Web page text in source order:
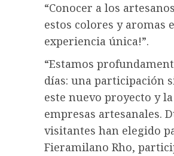
“Conocer a los
estos colores y aromas
experiencia única!”.
“Estamos
días: una participación
este nuevo proyecto y
empresas artesanales.
visitantes han elegido
Fieramilano Rho,